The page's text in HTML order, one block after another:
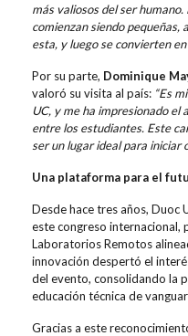
más valiosos del ser
comienzan siendo pequeñas,
esta, y luego se convierten en
Por su parte, Dominique
valoró su visita al país: “Es
UC, y me ha impresionado
entre los estudiantes. Este
ser un lugar ideal para iniciar
Una plataforma para el
Desde hace tres años, Duoc
este congreso
Laboratorios Remotos
innovación despertó el
del evento, consolidando la
educación técnica de
Gracias a este